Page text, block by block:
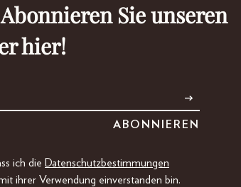
Sie unseren
hier!
ich die Datenschutzbestimmungen
ihrer Verwendung einverstanden bin.